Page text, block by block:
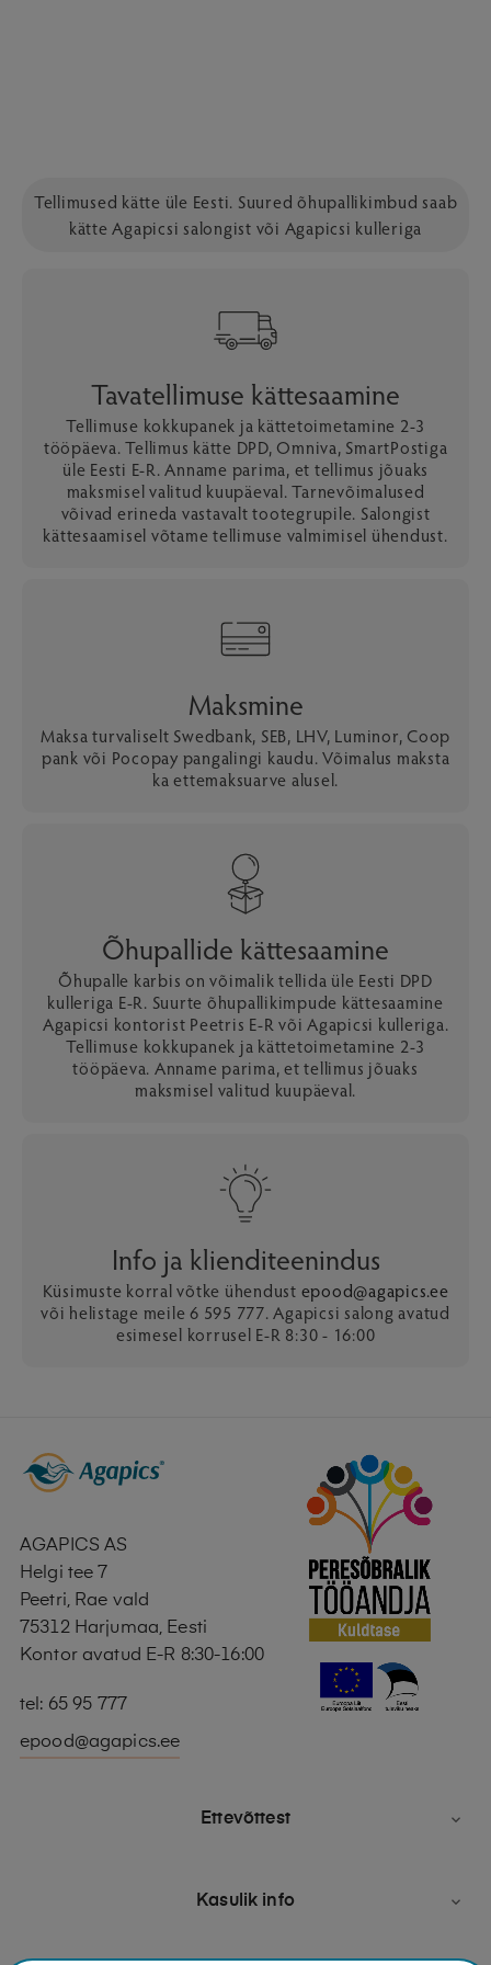
Tellimused kätte üle Eesti. Suured õhupallikimbud saab
kätte Agapicsi salongist või Agapicsi kulleriga
Tavatellimuse kättesaamine
Tellimuse kokkupanek ja kättetoimetamine 2-3
tööpäeva. Tellimus kätte DPD, Omniva, SmartPostiga
üle Eesti E-R. Anname parima, et tellimus jõuaks
maksmisel valitud kuupäeval. Tarnevõimalused
võivad erineda vastavalt tootegrupile. Salongist
kättesaamisel võtame tellimuse valmimisel ühendust.
Maksmine
Maksa turvaliselt Swedbank, SEB, LHV, Luminor, Coop
pank või Pocopay pangalingi kaudu. Võimalus maksta
ka ettemaksuarve alusel.
Õhupallide kättesaamine
Õhupalle karbis on võimalik tellida üle Eesti DPD
kulleriga E-R. Suurte õhupallikimpude kättesaamine
Agapicsi kontorist Peetris E-R või Agapicsi kulleriga.
Tellimuse kokkupanek ja kättetoimetamine 2-3
tööpäeva. Anname parima, et tellimus jõuaks
maksmisel valitud kuupäeval.
Info ja klienditeenindus
Küsimuste korral võtke ühendust epood@agapics.ee
või helistage meile 6 595 777. Agapicsi salong avatud
esimesel korrusel E-R 8:30 - 16:00
AGAPICS AS
Helgi tee 7
Peetri, Rae vald
75312 Harjumaa, Eesti
Kontor avatud E-R 8:30-16:00
tel: 65 95 777
epood@agapics.ee
Ettevõttest 
Kasulik info 